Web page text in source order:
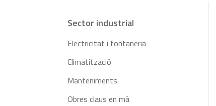
Sector industrial
Electricitat i fontaneria
Climatització
Manteniments
Obres claus en mà